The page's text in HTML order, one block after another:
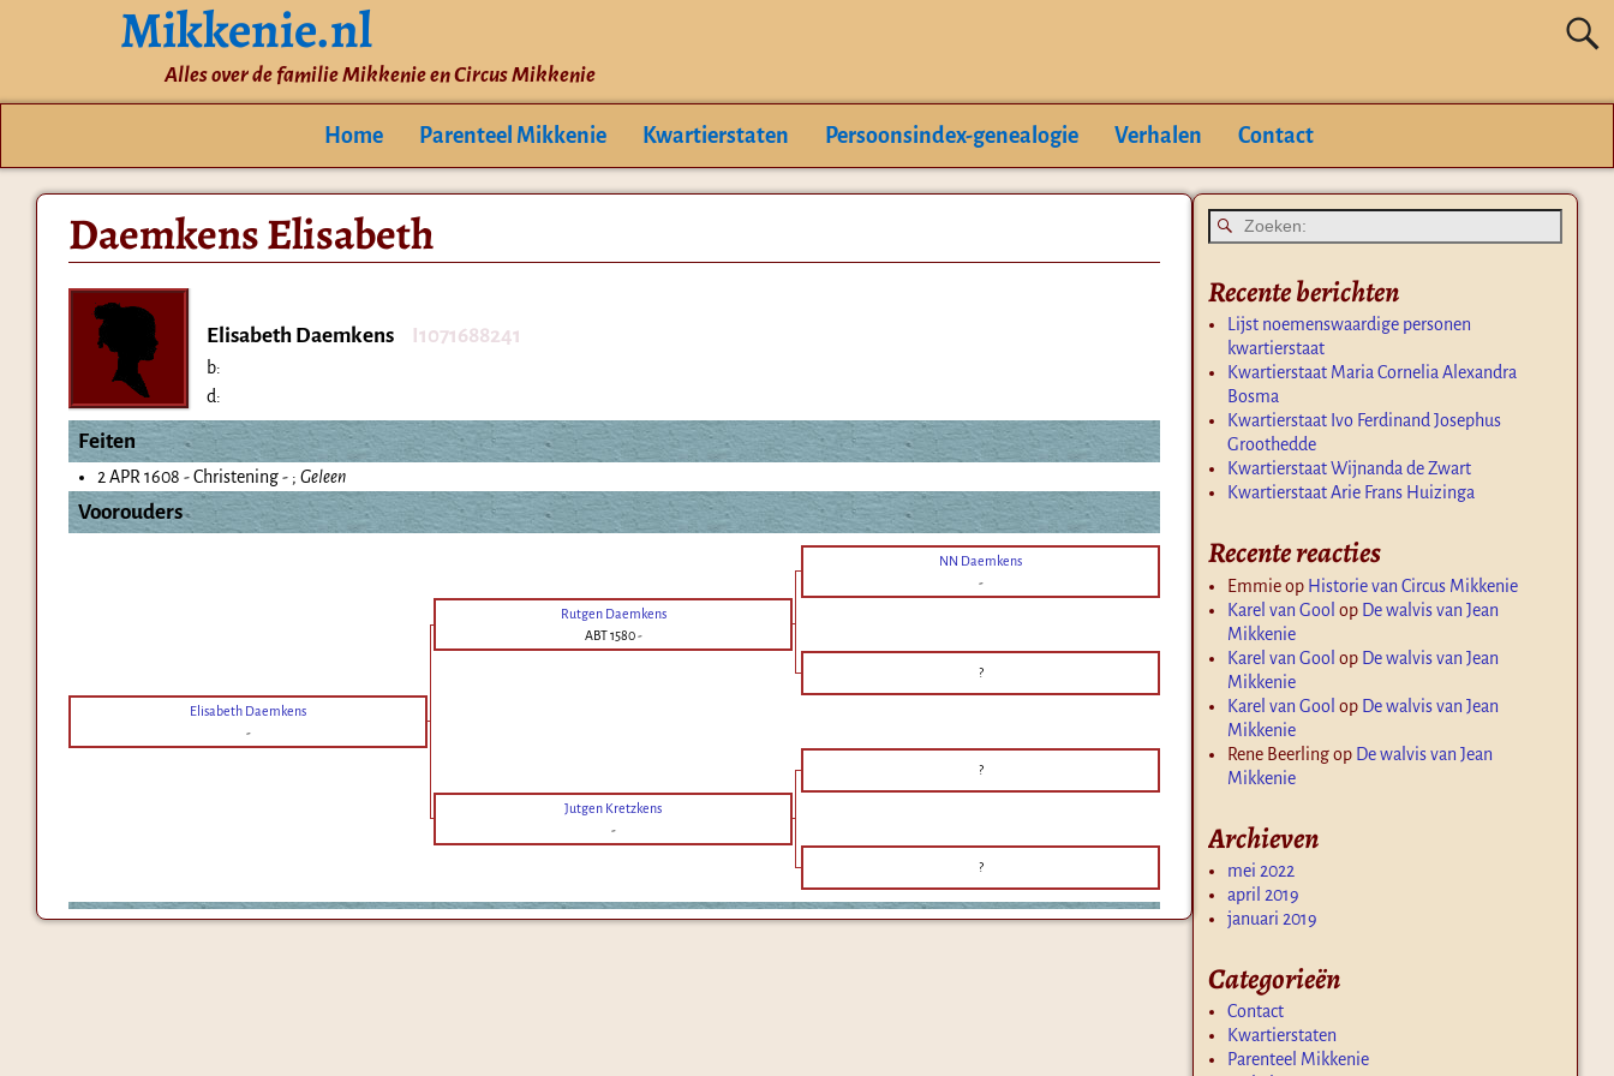
Mikkenie.nl
Alles over de familie Mikkenie en Circus Mikkenie
Home Parenteel Mikkenie Kwartierstaten Persoonsindex-genealogie Verhalen Contact
Daemkens Elisabeth
Elisabeth Daemkens I1071688241
b:
d:
Feiten
2 APR 1608 - Christening - ; Geleen
Voorouders
NN Daemkens
-
Rutgen Daemkens
ABT 1580-
?
Elisabeth Daemkens
-
?
Jutgen Kretzkens
-
?
Recente berichten
Lijst noemenswaardige personen
kwartierstaat
Kwartierstaat Maria Cornelia Alexandra
Bosma
Kwartierstaat Ivo Ferdinand Josephus
Groothedde
Kwartierstaat Wijnanda de Zwart
Kwartierstaat Arie Frans Huizinga
Recente reacties
Emmieop Historie van Circus Mikkenie
Karel van Gool op De walvis van Jean
Mikkenie
Karel van Gool op De walvis van Jean
Mikkenie
Karel van Gool op De walvis van Jean
Mikkenie
Rene Beerlingop De walvis van Jean
Mikkenie
Archieven
mei 2022
april 2019
januari 2019
Categorieën
Contact
Kwartierstaten
Parenteel Mikkenie